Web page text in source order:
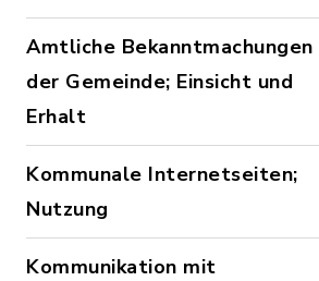
Amtliche Bekanntmachungen
der Gemeinde; Einsicht und
Erhalt
Kommunale Internetseiten;
Nutzung
Kommunikation mit